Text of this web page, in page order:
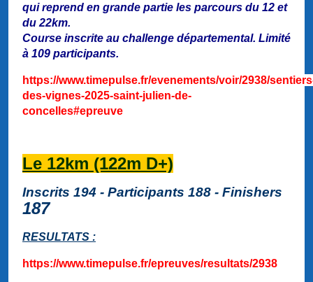
qui reprend en grande partie les parcours du 12 et
du 22km.
Course inscrite au challenge départemental. Limité
à 109 participants.
https://www.timepulse.fr/evenements/voir/2938/
des-vignes-2025-saint-julien-de-
concelles#epreuve
Le 12km (122m D+)
Inscrits 194 - Participants 188 - Finishers
187
RESULTATS :
https://www.timepulse.fr/epreuves/resultats/2938